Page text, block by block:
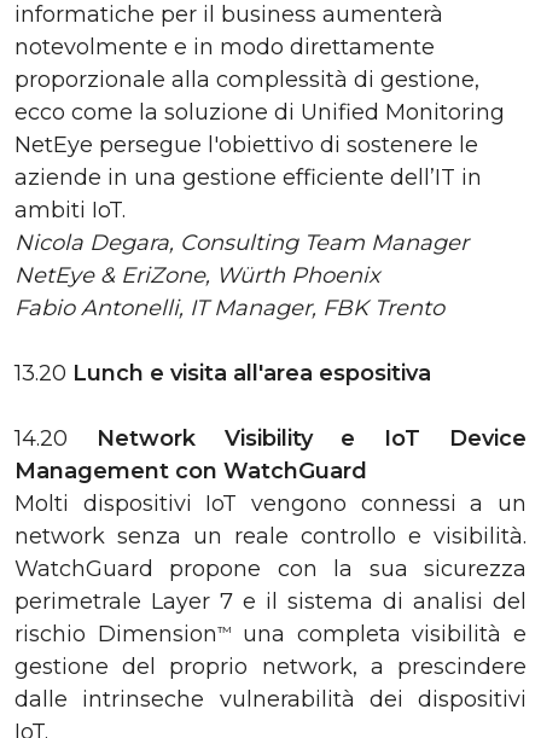
informatiche per il business aumenterà
notevolmente e in modo direttamente
proporzionale alla complessità di gestione,
ecco come la soluzione di Unified Monitoring
NetEye persegue l'obiettivo di sostenere le
aziende in una gestione efficiente dell’IT in
ambiti IoT.
Nicola Degara, Consulting Team Manager
NetEye & EriZone, Würth Phoenix
Fabio Antonelli, IT Manager, FBK Trento
13.20 Lunch e visita all'area espositiva
14.20 Network Visibility e IoT Device
Management con WatchGuard
Molti dispositivi IoT vengono connessi a un
network senza un reale controllo e visibilità.
WatchGuard propone con la sua sicurezza
perimetrale Layer 7 e il sistema di analisi del
rischio Dimension TM
una completa visibilità e
gestione del proprio network, a prescindere
dalle intrinseche vulnerabilità dei dispositivi
IoT.